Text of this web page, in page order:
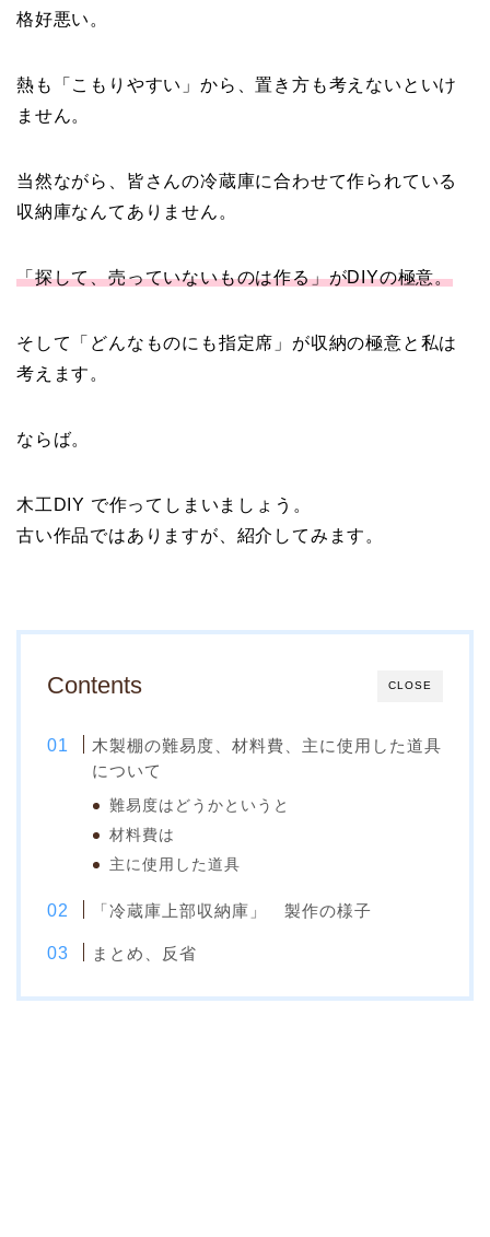
格好悪い。
熱も「こもりやすい」から、置き方も考えないといけ
ません。
当然ながら、皆さんの冷蔵庫に合わせて作られている
収納庫なんてありません。
「探して、売っていないものは作る」がDIYの極意。
そして「どんなものにも指定席」が収納の極意と私は
考えます。
ならば。
木工DIY で作ってしまいましょう。
古い作品ではありますが、紹介してみます。
CLOSE
Contents
木製棚の難易度、材料費、主に使用した道具
について
難易度はどうかというと
材料費は
主に使用した道具
「冷蔵庫上部収納庫」 製作の様子
まとめ、反省